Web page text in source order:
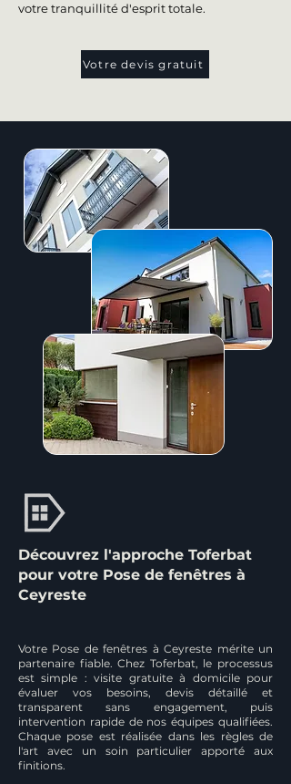
votre tranquillité d'esprit totale.
Votre devis gratuit
Découvrez l'approche Toferbat
pour votre Pose de fenêtres à
Ceyreste
Votre Pose de fenêtres à Ceyreste mérite un
partenaire fiable. Chez Toferbat, le processus
est simple : visite gratuite à domicile pour
évaluer vos besoins, devis détaillé et
transparent sans engagement, puis
intervention rapide de nos équipes qualifiées.
Chaque pose est réalisée dans les règles de
l'art avec un soin particulier apporté aux
finitions.